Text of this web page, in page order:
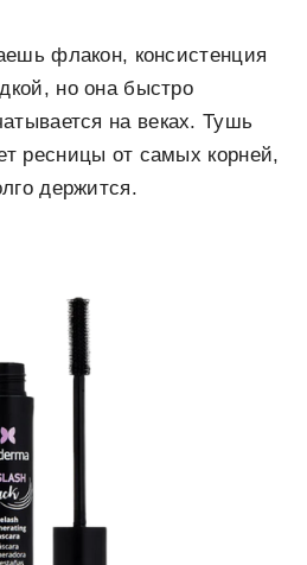
флакон, консистенция
но она быстро
на веках. Тушь
ресницы от самых корней,
держится.